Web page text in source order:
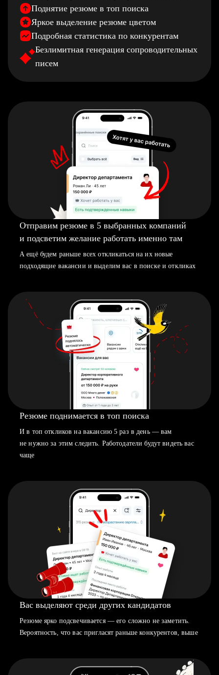
Поднятие резюме в топ поиска
Яркое выделение резюме цветом
Подробная статистика по конкурентам
Безлимитная генерация сопроводительных
писем
Отправим резюме в 5 выбранных компаний
и подсветим желание работать именно там
А ещё будем раньше всех откликаться на их новые
подходящие вакансии и выделим вас в поиске и откликах
Резюме поднимается в топ поиска
И в топ откликов на вакансию 5 раз в день — вам
не нужно за этим следить. Работодатели будут видеть вас
чаще
Вас выделяют среди других кандидатов
Резюме ярко подсвечивается — его сложно не заметить.
Вероятность, что вас пригласят раньше конкурентов, выше